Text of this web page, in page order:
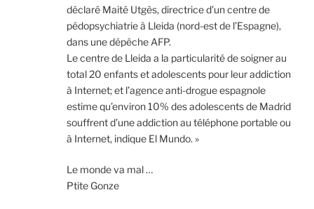
déclaré Maité Utgès, directrice d’un centre de
pédopsychiatrie à Lleida (nord-est de l’Espagne),
dans une dépêche AFP.
Le centre de Lleida a la particularité de soigner au
total 20 enfants et adolescents pour leur addiction
à Internet; et l’agence anti-drogue espagnole
estime qu’environ 10% des adolescents de Madrid
souffrent d’une addiction au téléphone portable ou
à Internet, indique El Mundo. »
Le monde va mal …
Ptite Gonze